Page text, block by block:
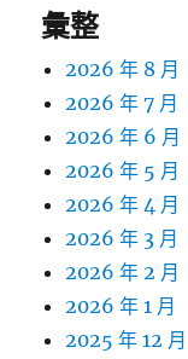
彙整
2026 年 8 月
2026 年 7 月
2026 年 6 月
2026 年 5 月
2026 年 4 月
2026 年 3 月
2026 年 2 月
2026 年 1 月
2025 年 12 月